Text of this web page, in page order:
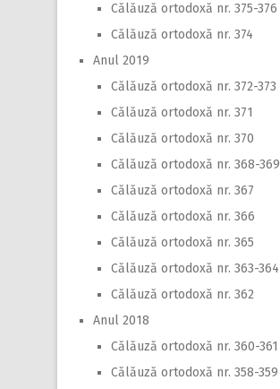
Călăuză ortodoxă nr. 375-376
Călăuză ortodoxă nr. 374
Anul 2019
Călăuză ortodoxă nr. 372-373
Călăuză ortodoxă nr. 371
Călăuză ortodoxă nr. 370
Călăuză ortodoxă nr. 368-369
Călăuză ortodoxă nr. 367
Călăuză ortodoxă nr. 366
Călăuză ortodoxă nr. 365
Călăuză ortodoxă nr. 363-364
Călăuză ortodoxă nr. 362
Anul 2018
Călăuză ortodoxă nr. 360-361
Călăuză ortodoxă nr. 358-359